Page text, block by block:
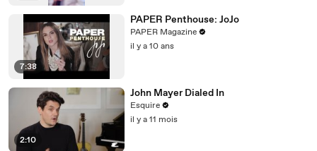
7:38
PAPER Penthouse: JoJo
PAPER Magazine
il y a 10 ans
2:10
John Mayer Dialed In
Esquire
il y a 11 mois